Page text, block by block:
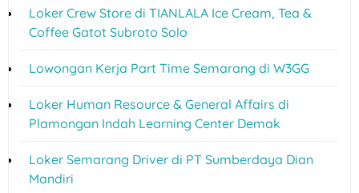
Loker Crew Store di TIANLALA Ice Cream, Tea &
Coffee Gatot Subroto Solo
Lowongan Kerja Part Time Semarang di W3GG
Loker Human Resource & General Affairs di
Plamongan Indah Learning Center Demak
Loker Semarang Driver di PT Sumberdaya Dian
Mandiri